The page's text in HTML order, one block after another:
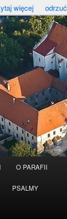
O PARAFII
PSALMY
więcej odrzuć